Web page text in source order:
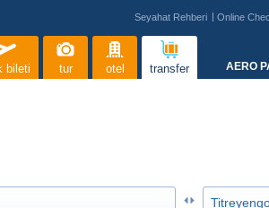
Seyahat Rehberi Online
bileti tur otel transfer AERO